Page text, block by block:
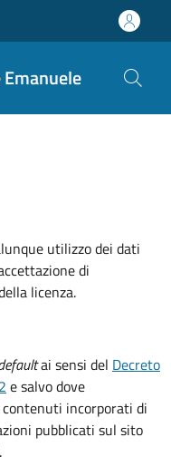
utilizzo dei dati
di
licenza.
ai sensi del Decreto
e salvo dove
incorporati di
pubblicati sul sito